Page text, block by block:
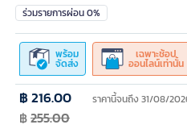
ร่วมรายการผ่อน 0%
พร้อม
จัดส่ง
เฉพาะช้อป
ออนไลน์เท่านั้น
฿ 216.00 ราคานี้จนถึง 31/08/
฿255.00